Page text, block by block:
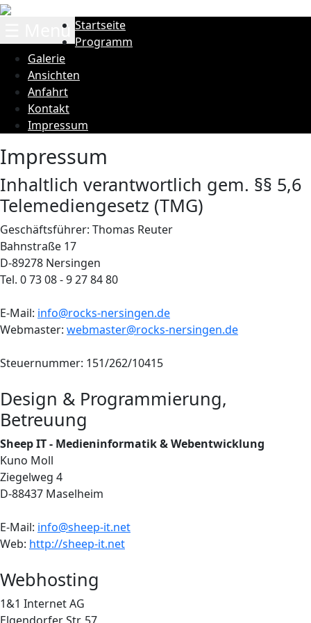
☰ Menü Startseite
Programm
Galerie
Ansichten
Anfahrt
Kontakt
Impressum
Impressum
Inhaltlich verantwortlich gem. §§ 5,6
Telemediengesetz (TMG)
Geschäftsführer: Thomas Reuter
Bahnstraße 17
D-89278 Nersingen
Tel. 0 73 08 - 9 27 84 80
E-Mail: info@rocks-nersingen.de
Webmaster: webmaster@rocks-nersingen.de
Steuernummer: 151/262/10415
Design & Programmierung,
Betreuung
Sheep IT - Medieninformatik & Webentwicklung
Kuno Moll
Ziegelweg 4
D-88437 Maselheim
E-Mail: info@sheep-it.net
Web: http://sheep-it.net
Webhosting
1&1 Internet AG